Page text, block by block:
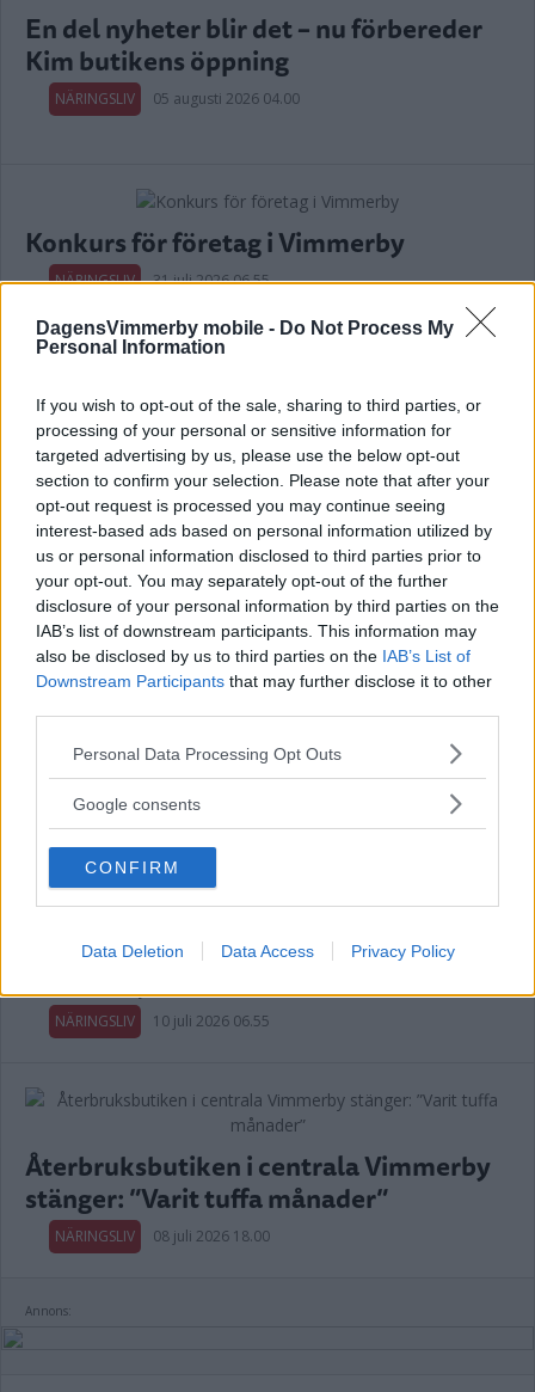
DagensVimmerby mobile - Do Not Process My
Personal Information
If you wish to opt-out of the sale, sharing to third parties, or
processing of your personal or sensitive information for
targeted advertising by us, please use the below opt-out
section to confirm your selection. Please note that after your
opt-out request is processed you may continue seeing
interest-based ads based on personal information utilized by
us or personal information disclosed to third parties prior to
your opt-out. You may separately opt-out of the further
disclosure of your personal information by third parties on the
IAB’s list of downstream participants. This information may
also be disclosed by us to third parties on the IAB’s List of
Downstream Participants that may further disclose it to other
Please note that this website/app uses one or more Google
not limited to your visit or usage behaviour. You may click to
use your data for below specified purposes in below Google
consent section.
Personal Data Processing Opt Outs
Google consents
CONFIRM
Data Deletion Data Access Privacy Policy
En del nyheter blir det – nu förbereder
Kim butikens öppning
NÄRINGSLIV 05 augusti 2026 04.00
Konkurs för företag i Vimmerby
NÄRINGSLIV 31 juli 2026 06.55
Annons:
WOW, VILKET BETYG! TOBOS
RESTAURANG BÄST I SVERIGE
NÄRINGSLIV 23 juli 2026 13.30
Trafikskolan flyttar till Hultsfred – här
är nya lokalen
NÄRINGSLIV 20 juli 2026 18.00
Annons:
34-åring startar nytt företag i
Vimmerby
NÄRINGSLIV 10 juli 2026 06.55
Återbruksbutiken i centrala Vimmerby
stänger: ”Varit tuffa månader”
NÄRINGSLIV 08 juli 2026 18.00
Annons: